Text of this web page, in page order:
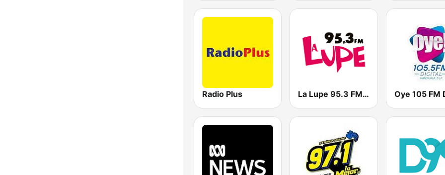
Radio Plus La Lupe 95.3 FM | La Lupe CD Victoria